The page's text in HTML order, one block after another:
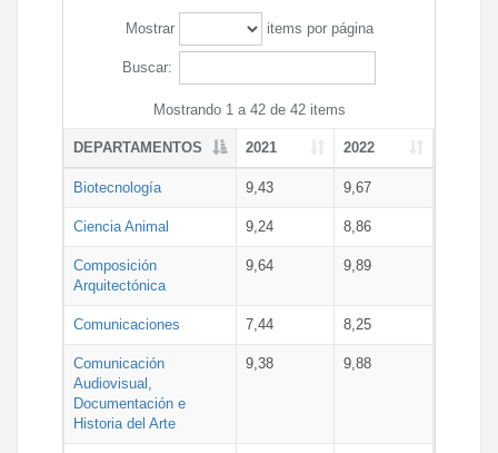
Mostrar items por página
Buscar:
Mostrando 1 a 42 de 42 items
DEPARTAMENTOS 2021 2022
Biotecnología 9,43 9,67
Ciencia Animal 9,24 8,86
Composición
Arquitectónica
9,64 9,89
Comunicaciones 7,44 8,25
Comunicación
Audiovisual,
Documentación e
Historia del Arte
9,38 9,88